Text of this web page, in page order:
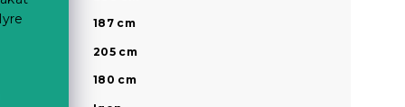
Belső
187 cm
205 cm
180 cm